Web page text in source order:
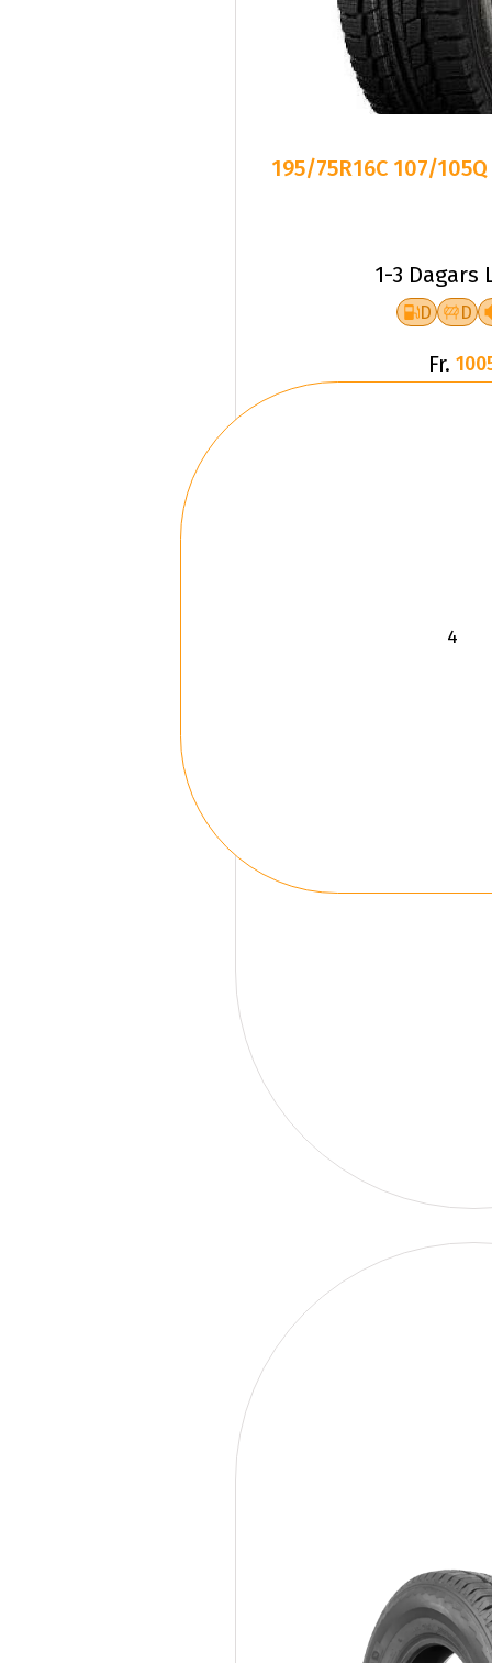
195/75R16C 107/
1-3 Dagars
D D
Fr.